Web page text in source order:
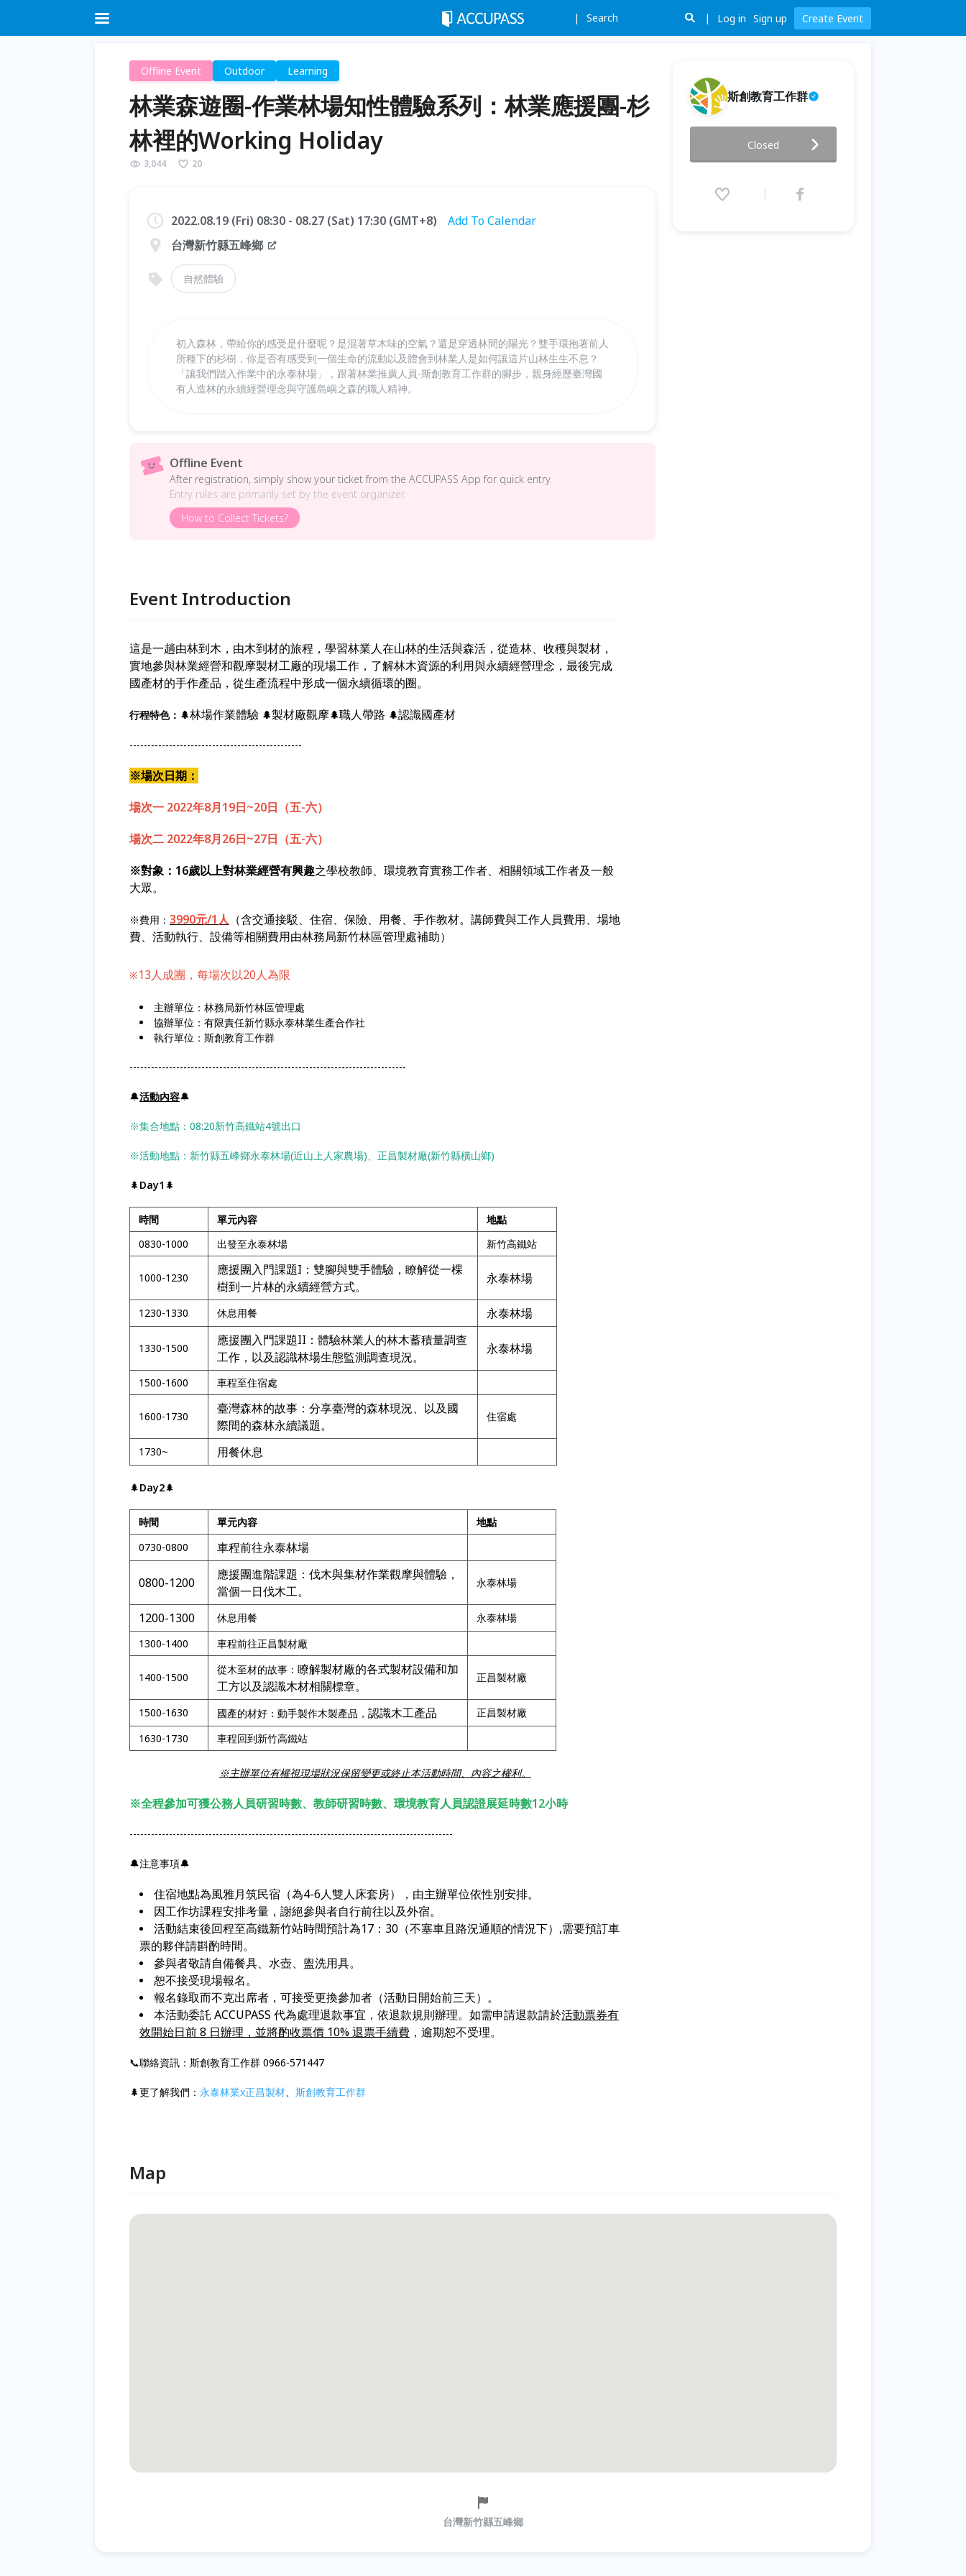
Search Log in Sign up Create Event
Offline Event Outdoor Learning
林業森遊圈-作業林場知性體驗系列：林業應援團-杉
林裡的Working Holiday
3,044 20
2022.08.19 (Fri) 08:30 - 08.27 (Sat) 17:30 (GMT+8)
Add To Calendar
台灣新竹縣五峰鄉
自然體驗
初入森林，帶給你的感受是什麼呢？是混著草木味的空氣？還是穿透林間的陽光？雙手環抱著前人
所種下的杉樹，你是否有感受到一個生命的流動以及體會到林業人是如何讓這片山林生生不息？
「讓我們踏入作業中的永泰林場」，跟著林業推廣人員-斯創教育工作群的腳步，親身經歷臺灣國
有人造林的永續經營理念與守護島嶼之森的職人精神。
Offline Event
After registration, simply show your ticket from the ACCUPASS App for quick entry.
Entry rules are primarily set by the event organizer.
How to Collect Tickets?
Event Introduction
這是一趟由林到木，由木到材的旅程，學習林業人在山林的生活與森活，從造林、收穫與製材，
實地參與林業經營和觀摩製材工廠的現場工作，了解林木資源的利用與永續經營理念，最後完成
國產材的手作產品，從生產流程中形成一個永續循環的圈。
行程特色：🌲林場作業體驗 🌲製材廠觀摩🌲職人帶路 🌲認識國產材
------------------------------------------------
※場次日期：
場次一 2022年8月19日~20日（五-六）
場次二 2022年8月26日~27日（五-六）
※對象： 16歲以上對林業經營有興趣之學校教師、環境教育實務工作者、相關領域工作者及一般
大眾。
※費用： 3990元/1人 （含交通接駁、住宿、保險、用餐、手作教材。講師費與工作人員費用、場地
費、活動執行、設備等相關費用由林務局新竹林區管理處補助）
※13人成團，每場次以20人為限
主辦單位：林務局新竹林區管理處
協辦單位：有限責任新竹縣永泰林業生產合作社
執行單位：斯創教育工作群
-----------------------------------------------------------------------------
🔔活動內容🔔
※集合地點：08:20新竹高鐵站4號出口
※活動地點：新竹縣五峰鄉永泰林場(近山上人家農場)、正昌製材廠(新竹縣橫山鄉)
🌲Day1 🌲
時間 單元內容
地點
0830-1000
出發至永泰林場 新竹高鐵站
1000-1230
應援團入門課題I：雙腳與雙手體驗，瞭解從一棵
樹到一片林的永續經營方式。
永泰林場
1230-1330 休息用餐 永泰林場
1330-1500
應援團入門課題II：體驗林業人的林木蓄積量調查
工作，以及認識林場生態監測調查現況。
永泰林場
1500-1600 車程至住宿處
1600-1730
臺灣森林的故事：分享臺灣的森林現況、以及國
際間的森林永續議題。
住宿處
1730~ 用餐休息
🌲Day2🌲
時間 單元內容
地點
0730-0800
車程前往永泰林場
0800-1200
應援團進階課題：伐木與集材作業觀摩與體驗，
當個一日伐木工。
永泰林場
1200-1300 休息用餐
永泰林場
1300-1400
車程前往正昌製材廠
1400-1500
從木至材的故事： 瞭解製材廠的各式製材設備和加
工方以及認識木材相關標章。
正昌製材廠
1500-1630 國產的材好：動手製作木製產品， 認識木工產品
正昌製材廠
1630-1730
車程回到新竹高鐵站
※主辦單位有權視現場狀況保留變更或終止本活動時間、內容之權利。
※全程參加可獲公務人員研習時數、教師研習時數、環境教育人員認證展延時數12小時
------------------------------------------------------------------------------------------
🔔注意事項🔔
住宿地點為風雅月筑民宿（為4-6人雙人床套房），由主辦單位依性別安排。
因工作坊課程安排考量，謝絕參與者自行前往以及外宿。
活動結束後回程至高鐵新竹站時間預計為17 ： 30 （不塞車且路況通順的情況下）,需要預訂車
票的夥伴請斟酌時間。
參與者敬請自備餐具、水壺、盥洗用具。
恕不接受現場報名。
報名錄取而不克出席者，可接受更換參加者（活動日開始前三天）。
本活動委託 ACCUPASS 代為處理退款事宜，依退款規則辦理。如需申請退款請於活動票券有
效開始日前 8 日辦理，並將酌收票價 10% 退票手續費 ，逾期恕不受理。
📞聯絡資訊：斯創教育工作群 0966-571447
🌲更了解我們： 永泰林業x正昌製材、 斯創教育工作群
斯創教育工作群
列：林業應援團-杉林裡的
Working Holiday
(Sat) 17:30 (GMT+8)
Closed
Map
台灣新竹縣五峰鄉